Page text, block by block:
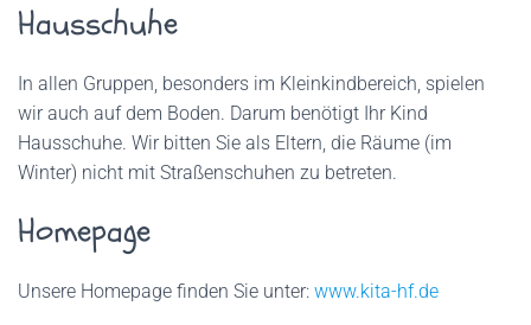
Hausschuhe
In allen Gruppen, besonders im Kleinkindbereich, spielen
wir auch auf dem Boden. Darum benötigt Ihr Kind
Hausschuhe. Wir bitten Sie als Eltern, die Räume (im
Winter) nicht mit Straßenschuhen zu betreten.
Homepage
Unsere Homepage finden Sie unter: www.kita-hf.de